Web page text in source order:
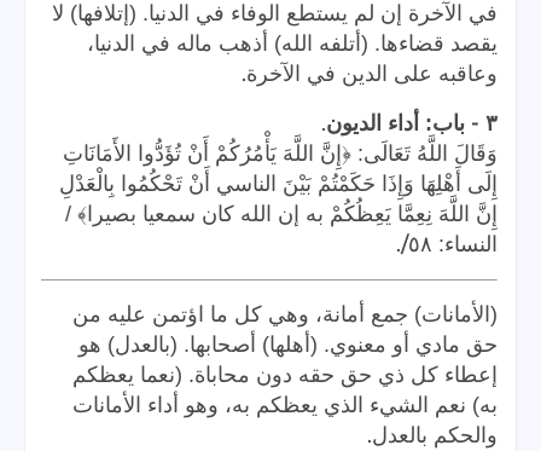
في الآخرة إن لم يستطع الوفاء في الدنيا. (إتلافها) لا
يقصد قضاءها. (أتلفه الله) أذهب ماله في الدنيا،
وعاقبه على الدين في الآخرة.
٣ - باب: أداء الديون.
وَقَالَ اللَّهُ تَعَالَى: ﴿إِنَّ اللَّهَ يَأْمُرُكُمْ أَنْ تُؤَدُّوا الأَمَانَاتِ
إِلَى أَهْلِهَا وَإِذَا حَكَمْتُمْ بَيْنَ الناسي أَنْ تَحْكُمُوا بِالْعَدْلِ
إِنَّ اللَّهَ نِعِمَّا يَعِظُكُمْ به إن الله كان سمعيا بصيرا﴾ /
النساء: ٥٨
/.
(الأمانات) جمع أمانة، وهي كل ما اؤتمن عليه من
حق مادي أو معنوي. (أهلها) أصحابها. (بالعدل) هو
إعطاء كل ذي حق حقه دون محاباة. (نعما يعظكم
به) نعم الشيء الذي يعظكم به، وهو أداء الأمانات
والحكم بالعدل.